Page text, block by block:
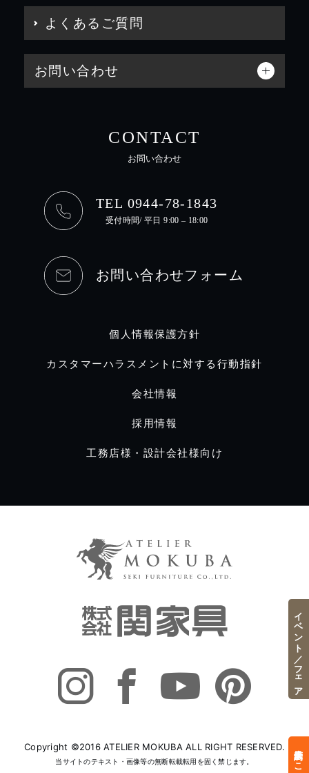
よくあるご質問
お問い合わせ
CONTACT
お問い合わせ
TEL 0944-78-1843
受付時間/ 平日 9:00 – 18:00
お問い合わせフォーム
個人情報保護方針
カスタマーハラスメントに対する行動指針
会社情報
採用情報
工務店様・設計会社様向け
Copyright ©2016 ATELIER MOKUBA ALL RIGHT RESERVED.
当サイトのテキスト・画像等の無断転載転用を固く禁じます。
イベント／フェア